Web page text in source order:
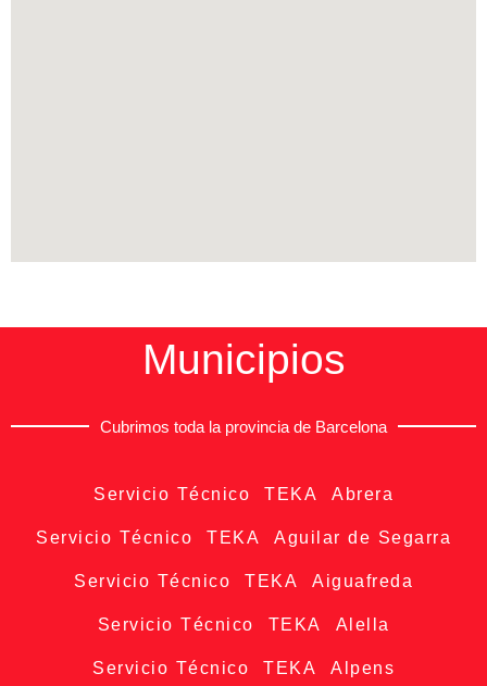
Municipios
Cubrimos toda la provincia de Barcelona
Servicio Técnico TEKA Abrera
Servicio Técnico TEKA Aguilar de Segarra
Servicio Técnico TEKA Aiguafreda
Servicio Técnico TEKA Alella
Servicio Técnico TEKA Alpens